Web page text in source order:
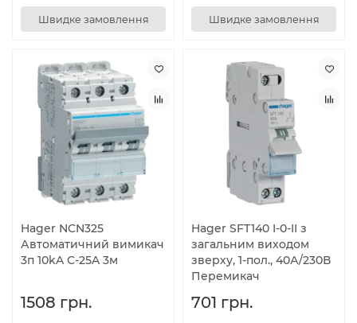
Швидке замовлення Швидке замовлення
Hager NCN325
Автоматичний вимикач
3п 10kA C-25A 3м
1508 грн.
Hager SFT140 I-0-II з
загальним виходом
зверху, 1-пол., 40А/230В
Перемикач
701 грн.